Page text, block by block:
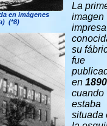
en imágenes
(*8)
La
imagen
impresa
su
fue
en 1890
cuando
estaba
situada